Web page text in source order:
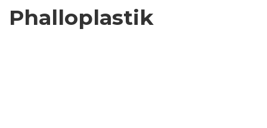
Phalloplastik